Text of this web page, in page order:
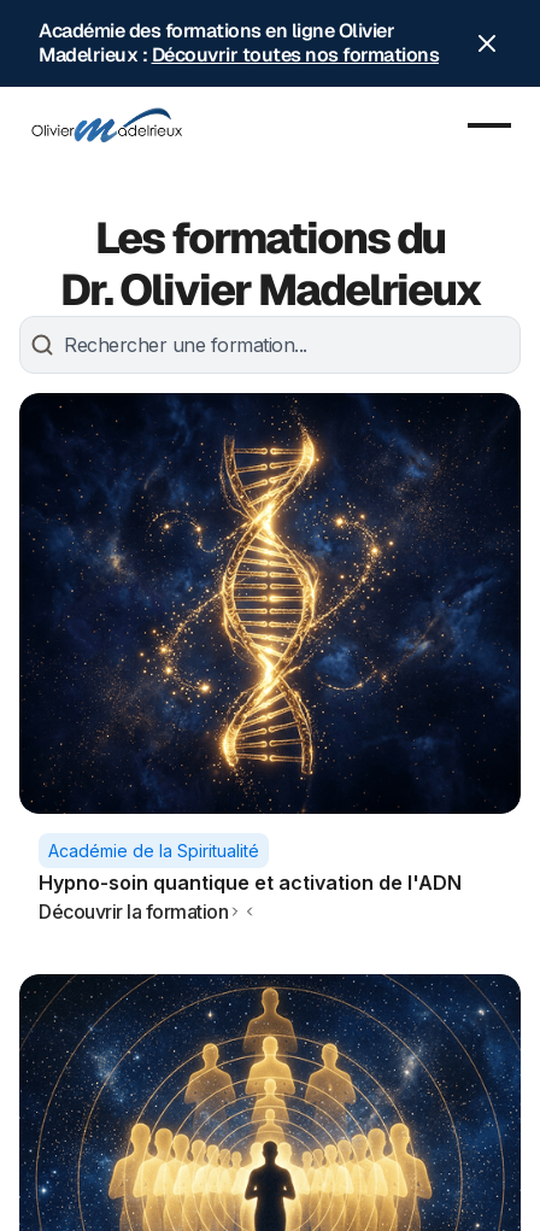
Académie des formations en ligne Olivier
Madelrieux : Découvrir toutes nos formations
Les formations du
Dr. Olivier Madelrieux
Académie de la Spiritualité
Hypno-soin quantique et activation de l'ADN
Découvrir la formation